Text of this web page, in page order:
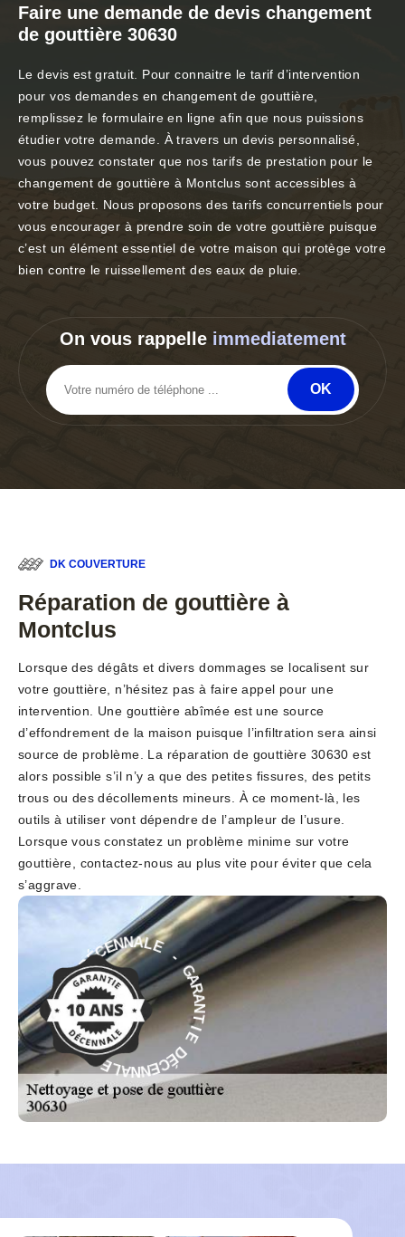
Faire une demande de devis changement
de gouttière 30630
Le devis est gratuit. Pour connaitre le tarif d’intervention
pour vos demandes en changement de gouttière,
remplissez le formulaire en ligne afin que nous puissions
étudier votre demande. À travers un devis personnalisé,
vous pouvez constater que nos tarifs de prestation pour le
changement de gouttière à Montclus sont accessibles à
votre budget. Nous proposons des tarifs concurrentiels pour
vous encourager à prendre soin de votre gouttière puisque
c’est un élément essentiel de votre maison qui protège votre
bien contre le ruissellement des eaux de pluie.
On vous rappelle immediatement
DK COUVERTURE
Réparation de gouttière à
Montclus
Lorsque des dégâts et divers dommages se localisent sur
votre gouttière, n’hésitez pas à faire appel pour une
intervention. Une gouttière abîmée est une source
d’effondrement de la maison puisque l’infiltration sera ainsi
source de problème. La réparation de gouttière 30630 est
alors possible s’il n’y a que des petites fissures, des petits
trous ou des décollements mineurs. À ce moment-là, les
outils à utiliser vont dépendre de l’ampleur de l’usure.
Lorsque vous constatez un problème minime sur votre
gouttière, contactez-nous au plus vite pour éviter que cela
s’aggrave.
G
A
R
A
N
T
I
E
D
É
C
E
N
NALE - GAR
A
N
T
I
E
D
É
C
E
N
N
A
L
E
-